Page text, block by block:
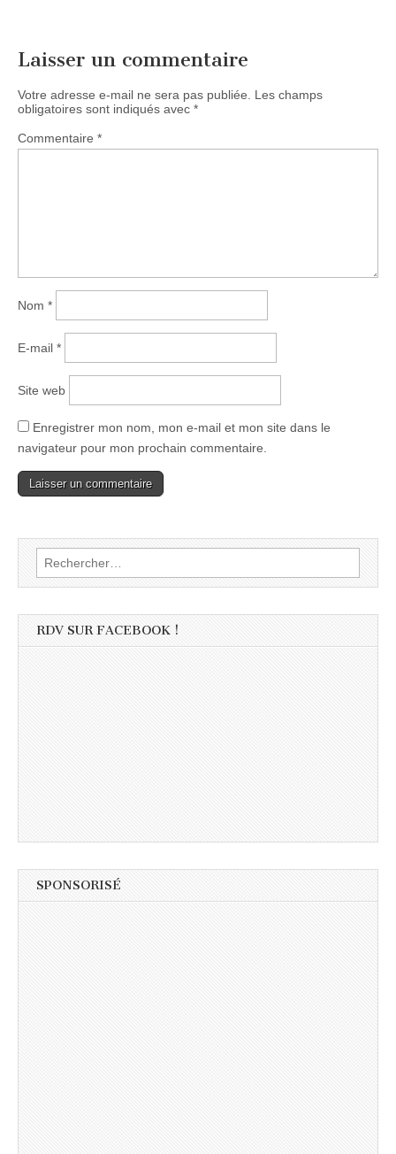
Laisser un commentaire
Votre adresse e-mail ne sera pas publiée.
Les champs
obligatoires sont indiqués avec *
Commentaire *
Nom *
E-mail *
Site web
Enregistrer mon nom, mon e-mail et mon site dans le
navigateur pour mon prochain commentaire.
Rechercher :
RDV SUR FACEBOOK !
SPONSORISÉ